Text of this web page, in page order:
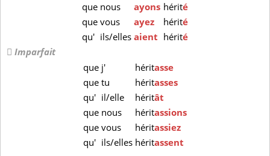
que nous ayons hérité
quevous ayez hérité
qu' ils/ellesaient hérité
Imparfait
que j' héritasse
quetu héritasses
qu' il/elle héritât
que nous héritassions
quevous héritassiez
qu' ils/elles héritassent